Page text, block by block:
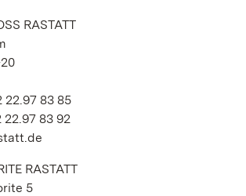
RASTATT
22.97 83 85
83 92
RASTATT
5